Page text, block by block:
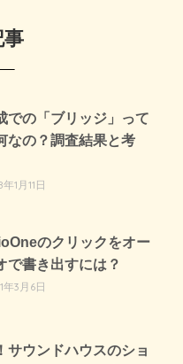
事
での「ブリッジ」って
なの？調査結果と考
1月11日
のクリックをオー
で書き出すには？
年3月6日
サウンドハウスのショ